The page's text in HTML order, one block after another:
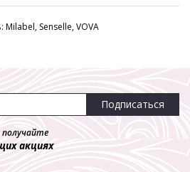
Senselle, VOVA
Подписаться
акциях